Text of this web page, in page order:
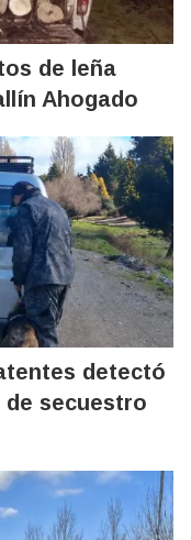
de leña
Ahogado
detectó
de secuestro